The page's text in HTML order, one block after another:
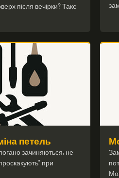
після вечірки? Таке
петель
зачиняються, не
при